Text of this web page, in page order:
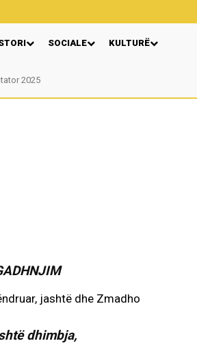
SOCIALE KULTURË
2025
dhimbja,